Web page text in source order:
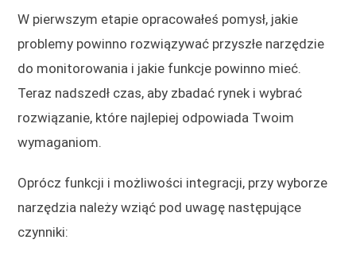
W pierwszym etapie opracowałeś pomysł, jakie
problemy powinno rozwiązywać przyszłe narzędzie
do monitorowania i jakie funkcje powinno mieć.
Teraz nadszedł czas, aby zbadać rynek i wybrać
rozwiązanie, które najlepiej odpowiada Twoim
wymaganiom.
Oprócz funkcji i możliwości integracji, przy wyborze
narzędzia należy wziąć pod uwagę następujące
czynniki: